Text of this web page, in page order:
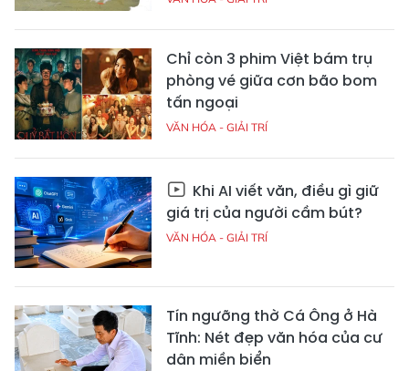
Chỉ còn 3 phim Việt bám trụ
phòng vé giữa cơn bão bom
tấn ngoại
VĂN HÓA - GIẢI TRÍ
Khi AI viết văn, điều gì giữ
giá trị của người cầm bút?
VĂN HÓA - GIẢI TRÍ
Tín ngưỡng thờ Cá Ông ở Hà
Tĩnh: Nét đẹp văn hóa của cư
dân miền biển